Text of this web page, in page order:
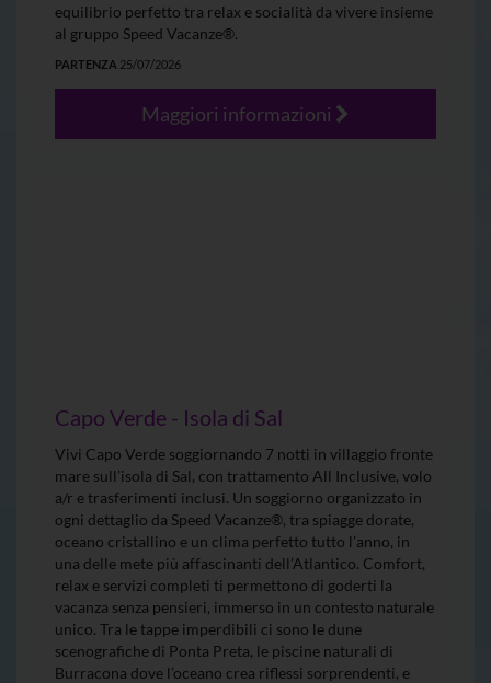
equilibrio perfetto tra relax e socialità da vivere insieme
al gruppo Speed Vacanze®.
PARTENZA 25/07/2026
Maggiori informazioni
Capo Verde - Isola di Sal
Vivi Capo Verde soggiornando 7 notti in villaggio fronte
mare sull’isola di Sal, con trattamento All Inclusive, volo
a/r e trasferimenti inclusi. Un soggiorno organizzato in
ogni dettaglio da Speed Vacanze®, tra spiagge dorate,
oceano cristallino e un clima perfetto tutto l’anno, in
una delle mete più affascinanti dell’Atlantico. Comfort,
relax e servizi completi ti permettono di goderti la
vacanza senza pensieri, immerso in un contesto naturale
unico. Tra le tappe imperdibili ci sono le dune
scenografiche di Ponta Preta, le piscine naturali di
Burracona dove l’oceano crea riflessi sorprendenti, e